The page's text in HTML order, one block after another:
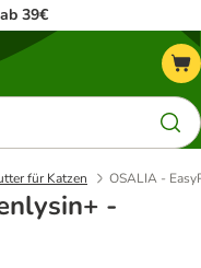
39€
für Katzen OSALIA -
-